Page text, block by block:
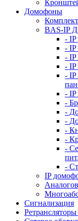
Домофоны
BAS-IP
- IP
-
-
-
-
-
-
-
-
-
-
-
-
IP
Сигнализация